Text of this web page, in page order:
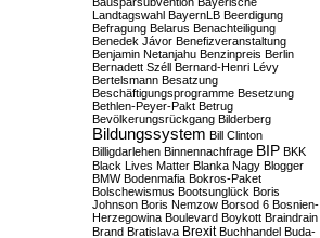
Landtagswahl BayernLB Beerdigung
Befragung Belarus Benachteiligung
Benedek Jávor Benefizveranstaltung
Benjamin Netanjahu Benzinpreis Berlin
Bernadett Széll Bernard-Henri Lévy
Bertelsmann Besatzung
Beschäftigungsprogramme Besetzung
Bethlen-Peyer-Pakt Betrug
Bevölkerungsrückgang Bilderberg
Bildungssystem Bill Clinton
Billigdarlehen Binnennachfrage BIP BKK
Black Lives Matter Blanka Nagy Blogger
BMW Bodenmafia Bokros-Paket
Bolschewismus Bootsunglück Boris
Johnson Boris Nemzow Borsod 6 Bosnien-
Herzegowina Boulevard Boykott Braindrain
Brand Bratislava Brexit Buchhandel Buda-